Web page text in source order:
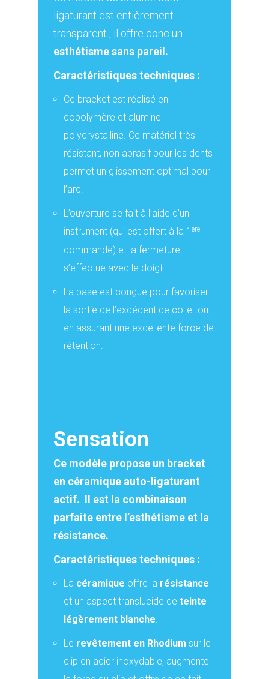
ligaturant est entièrement
transparent , il offre donc un
esthétisme sans pareil.
Caractéristiques techniques :
Ce bracket est réalisé en
copolymère et alumine
polycrystalline. Ce matériel très
résistant, non abrasif pour les dents
permet un glissement optimal pour
l’arc.
L’ouverture se fait à l’aide d’un
instrument (qui est offert à la 1 ère
commande) et la fermeture
s’effectue avec le doigt.
La base est conçue pour favoriser
la sortie de l’excédent de colle tout
en assurant une excellente force de
rétention.
Sensation
Ce modèle propose un bracket
en céramique auto-ligaturant
actif. Il est la combinaison
parfaite entre l’esthétisme et la
résistance.
Caractéristiques techniques :
La céramique offre la résistance
et un aspect translucide de teinte
légèrement blanche.
Le revêtement en Rhodium sur le
clip en acier inoxydable, augmente